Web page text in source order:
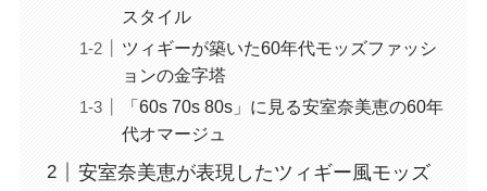
スタイル
ツィギーが築いた60年代モッズファッシ
ョンの金字塔
「60s 70s 80s」に見る安室奈美恵の60年
代オマージュ
安室奈美恵が表現したツィギー風モッズ